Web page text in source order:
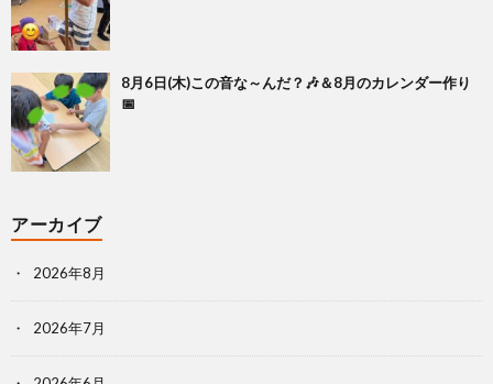
8月6日(木)この音な～んだ？🎶＆8月のカレンダー作り
📅
アーカイブ
2026年8月
2026年7月